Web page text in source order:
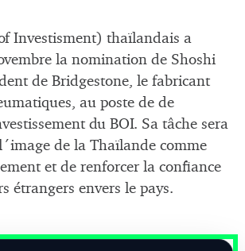
Investisment) thaïlandais a
la nomination de Shoshi
de Bridgestone, le fabricant
au poste de de
du BOI. Sa tâche sera
de la Thaïlande comme
et de renforcer la confiance
étrangers envers le pays.